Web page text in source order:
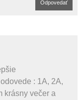
Odpovedať
: 1A, 2A,
krásny večer a